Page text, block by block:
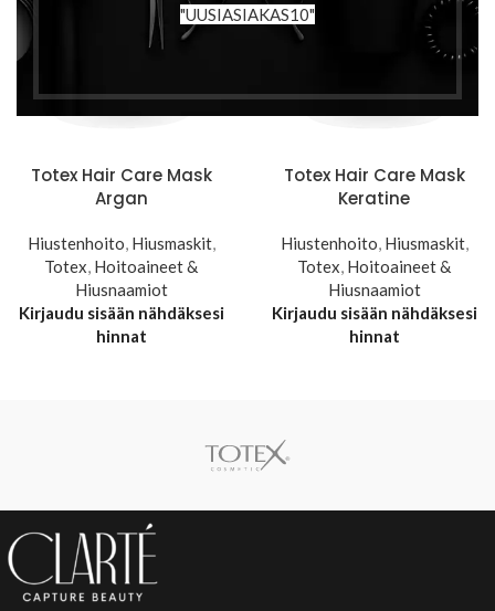
"UUSIASIAKAS10"
Totex Hair Care Mask
Argan
Hiustenhoito, Hiusmaskit,
Totex, Hoitoaineet &
Hiusnaamiot
Kirjaudu sisään nähdäksesi
hinnat
Totex Hair Care Mask
Keratine
Hiustenhoito, Hiusmaskit,
Totex, Hoitoaineet &
Hiusnaamiot
Kirjaudu sisään nähdäksesi
hinnat